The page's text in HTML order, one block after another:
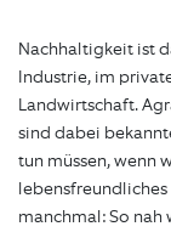
Nachhaltigkeit ist
Industrie, im
Landwirtschaft.
sind dabei
tun müssen, wenn
manchmal: So